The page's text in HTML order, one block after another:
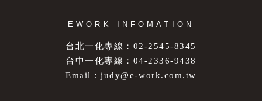
EWORK INFOMATION
台北一化專線：02-2545-8345
台中一化專線：04-2336-9438
Email：judy@e-work.com.tw